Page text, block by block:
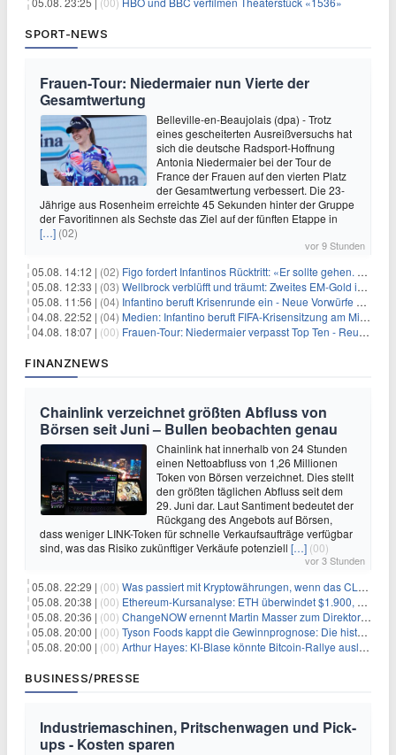
SPORT-NEWS
Frauen-Tour: Niedermaier nun Vierte der
Gesamtwertung
Belleville-en-Beaujolais (dpa) - Trotz
eines gescheiterten Ausreißversuchs hat
sich die deutsche Radsport-Hoffnung
Antonia Niedermaier bei der Tour de
France der Frauen auf den vierten Platz
der Gesamtwertung verbessert. Die 23-
Jährige aus Rosenheim erreichte 45 Sekunden hinter der Gruppe
der Favoritinnen als Sechste das Ziel auf der fünften Etappe in
[…] (02)
vor 9 Stunden
05.08. 14:12 | (02) Figo fordert Infantinos Rücktritt: «Er sollte gehen. Jetzt»
05.08. 12:33 | (03) Wellbrock verblüfft und träumt: Zweites EM-Gold in Paris
05.08. 11:56 | (04) Infantino beruft Krisenrunde ein - Neue Vorwürfe gegen FIFA
04.08. 22:52 | (04) Medien: Infantino beruft FIFA-Krisensitzung am Mittwoch ein
04.08. 18:07 | (00) Frauen-Tour: Niedermaier verpasst Top Ten - Reusser siegt
FINANZNEWS
Chainlink verzeichnet größten Abfluss von
Börsen seit Juni – Bullen beobachten genau
Chainlink hat innerhalb von 24 Stunden
einen Nettoabfluss von 1,26 Millionen
Token von Börsen verzeichnet. Dies stellt
den größten täglichen Abfluss seit dem
29. Juni dar. Laut Santiment bedeutet der
Rückgang des Angebots auf Börsen,
dass weniger LINK-Token für schnelle Verkaufsaufträge verfügbar
sind, was das Risiko zukünftiger Verkäufe potenziell […] (00)
vor 3 Stunden
05.08. 22:29 | (00) Was passiert mit Kryptowährungen, wenn das CLARITY-Gesetz diese Woche scheitert? Hougan erklärt
05.08. 20:38 | (00) Ethereum-Kursanalyse: ETH überwindet $1.900, aber größere Herausforderungen stehen bevor
05.08. 20:36 | (00) ChangeNOW ernennt Martin Masser zum Direktor für strategische Partnerschaften
05.08. 20:00 | (00) Tyson Foods kappt die Gewinnprognose: Die historische Rinderkrise will einfach nicht enden
05.08. 20:00 | (00) Arthur Hayes: KI-Blase könnte Bitcoin-Rallye auslösen
BUSINESS/PRESSE
Industriemaschinen, Pritschenwagen und Pick-
ups - Kosten sparen